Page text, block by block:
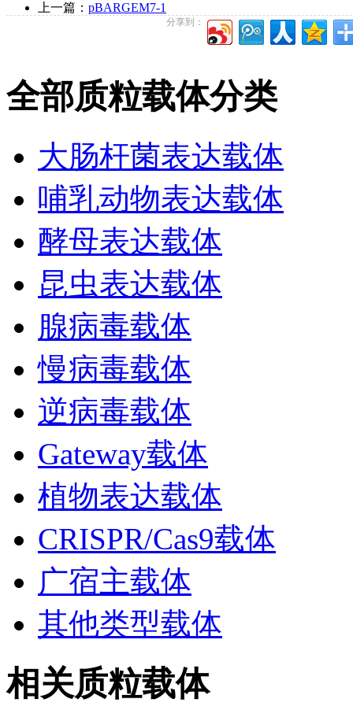
上一篇： pBARGEM7-1
分享到：
全部质粒载体分类
大肠杆菌表达载体
哺乳动物表达载体
酵母表达载体
昆虫表达载体
腺病毒载体
慢病毒载体
逆病毒载体
Gateway载体
植物表达载体
CRISPR/Cas9载体
广宿主载体
其他类型载体
相关质粒载体